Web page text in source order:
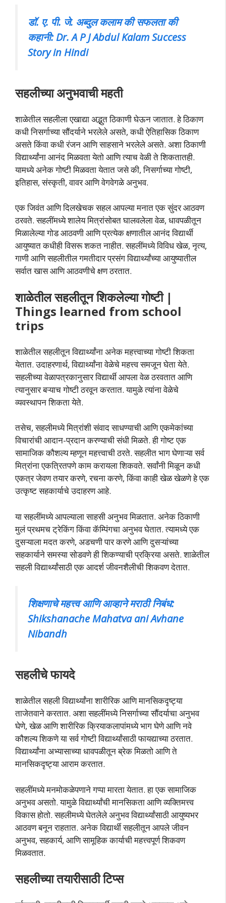
डॉ. ए. पी. जे. अब्दुल कलाम की सफलता की
कहानी: Dr. A P J Abdul Kalam Success
Story in Hindi
सहलीच्या अनुभवाची महती
शाळेतील सहलीला एखाद्या अद्भुत ठिकाणी घेऊन जातात. हे ठिकाण
कधी निसर्गाच्या सौंदर्याने भरलेले असते, कधी ऐतिहासिक ठिकाण
असते किंवा कधी रंजन आणि साहसाने भरलेले असते. अशा ठिकाणी
विद्यार्थ्यांना आनंद मिळवता येतो आणि त्याच वेळी ते शिकतातही.
यामध्ये अनेक गोष्टी मिळवता येतात जसे की, निसर्गाच्या गोष्टी,
इतिहास, संस्कृती, वावर आणि वेगवेगळे अनुभव.
एक जिवंत आणि दिलखेचक सहल आपल्या मनात एक सुंदर आठवण
ठरवते. सहलींमध्ये शालेय मित्रांसोबत घालवलेला वेळ, धावपळीतून
मिळालेल्या गोड आठवणी आणि प्रत्येक क्षणातील आनंद विद्यार्थी
आयुष्यात कधीही विसरू शकत नाहीत. सहलींमध्ये विविध खेळ, नृत्य,
गाणी आणि सहलीतील गमतीदार प्रसंग विद्यार्थ्यांच्या आयुष्यातील
सर्वात खास आणि आठवणीचे क्षण ठरतात.
शाळेतील सहलीतून शिकलेल्या गोष्टी |
Things learned from school
trips
शाळेतील सहलीतून विद्यार्थ्यांना अनेक महत्त्वाच्या गोष्टी शिकता
येतात. उदाहरणार्थ, विद्यार्थ्यांना वेळेचे महत्त्व समजून घेता येते.
सहलीच्या वेळापत्रकानुसार विद्यार्थी आपला वेळ ठरवतात आणि
त्यानुसार बऱ्याच गोष्टी ठरवून करतात. यामुळे त्यांना वेळेचे
व्यवस्थापन शिकता येते.
तसेच, सहलीमध्ये मित्रांशी संवाद साधण्याची आणि एकमेकांच्या
विचारांची आदान-प्रदान करण्याची संधी मिळते. ही गोष्ट एक
सामाजिक कौशल्य म्हणून महत्त्वाची ठरते. सहलीत भाग घेणाऱ्या सर्व
मित्रांना एकत्रितपणे काम करायला शिकवते. सर्वांनी मिळून कधी
एकत्र जेवण तयार करणे, रचना करणे, किंवा काही खेळ खेळणे हे एक
उत्कृष्ट सहकार्याचे उदाहरण आहे.
या सहलींमध्ये आपल्याला साहसी अनुभव मिळतात. अनेक ठिकाणी
मुलं प्रथमच ट्रेकिंग किंवा कॅम्पिंगचा अनुभव घेतात. त्यामध्ये एक
दुसऱ्याला मदत करणे, अडचणी पार करणे आणि दुसऱ्यांच्या
सहकार्याने समस्या सोडवणे ही शिकण्याची प्रक्रिया असते. शाळेतील
सहली विद्यार्थ्यांसाठी एक आदर्श जीवनशैलीची शिकवण देतात.
शिक्षणाचे महत्त्व आणि आव्हाने मराठी निबंध:
Shikshanache Mahatva ani Avhane
Nibandh
सहलीचे फायदे
शाळेतील सहली विद्यार्थ्यांना शारीरिक आणि मानसिकदृष्ट्या
ताजेतवाने करतात. अशा सहलींमध्ये निसर्गाच्या सौंदर्याचा अनुभव
घेणे, खेळ आणि शारीरिक क्रियाकलापांमध्ये भाग घेणे आणि नवे
कौशल्य शिकणे या सर्व गोष्टी विद्यार्थ्यांसाठी फायद्याच्या ठरतात.
विद्यार्थ्यांना अभ्यासाच्या धावपळीतून ब्रेक मिळतो आणि ते
मानसिकदृष्ट्या आराम करतात.
सहलींमध्ये मनमोकळेपणाने गप्पा मारता येतात. हा एक सामाजिक
अनुभव असतो. यामुळे विद्यार्थ्यांची मानसिकता आणि व्यक्तिमत्त्व
विकास होतो. सहलीमध्ये घेतलेले अनुभव विद्यार्थ्यांसाठी आयुष्यभर
आठवण बनून राहतात. अनेक विद्यार्थी सहलीतून आपले जीवन
अनुभव, सहकार्य, आणि सामूहिक कार्याची महत्त्वपूर्ण शिकवण
मिळवतात.
सहलीच्या तयारीसाठी टिप्स